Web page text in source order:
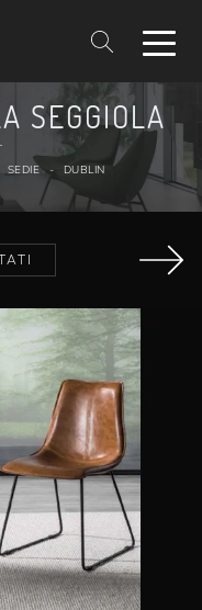
SEGGIOLA
SEDIE - DUBLIN